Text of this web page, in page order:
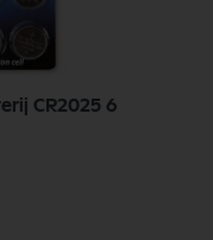
CR2025 6